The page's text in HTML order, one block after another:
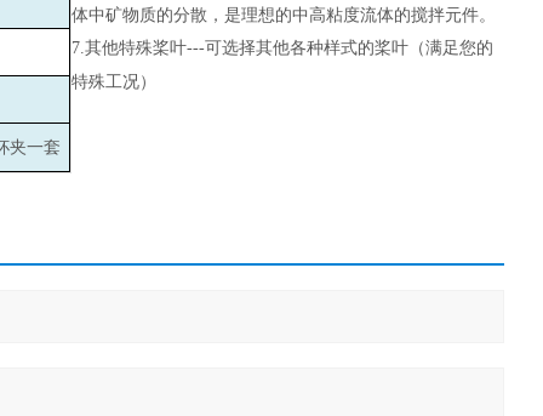
夹一套
体中矿物质的分散，是理想的中高粘度流体的搅拌元件。
7.其他特殊桨叶---可选择其他各种样式的桨叶（满足您的
特殊工况）